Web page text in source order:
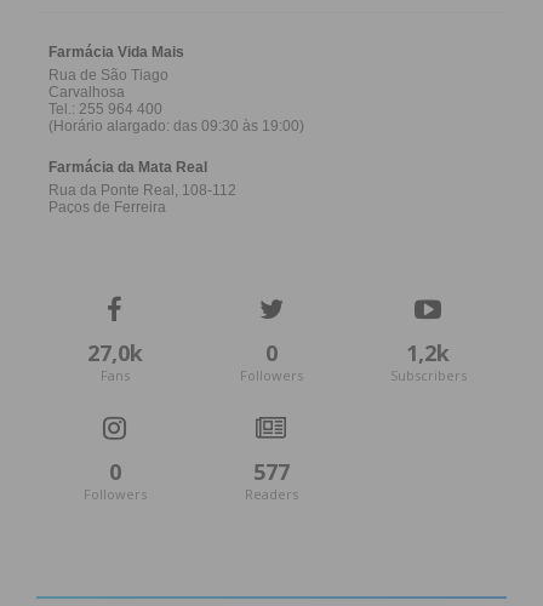
27,0k
Fans
0
Followers
1,2k
Subscribers
0
Followers
577
Readers